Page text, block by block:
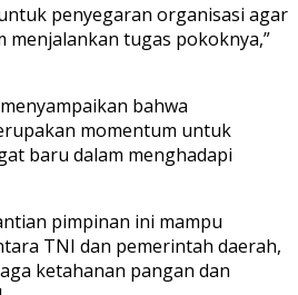
penyegaran organisasi agar
menjalankan tugas pokoknya,”
bahwa
momentum untuk
baru dalam menghadapi
pimpinan ini mampu
TNI dan pemerintah daerah,
ketahanan pangan dan